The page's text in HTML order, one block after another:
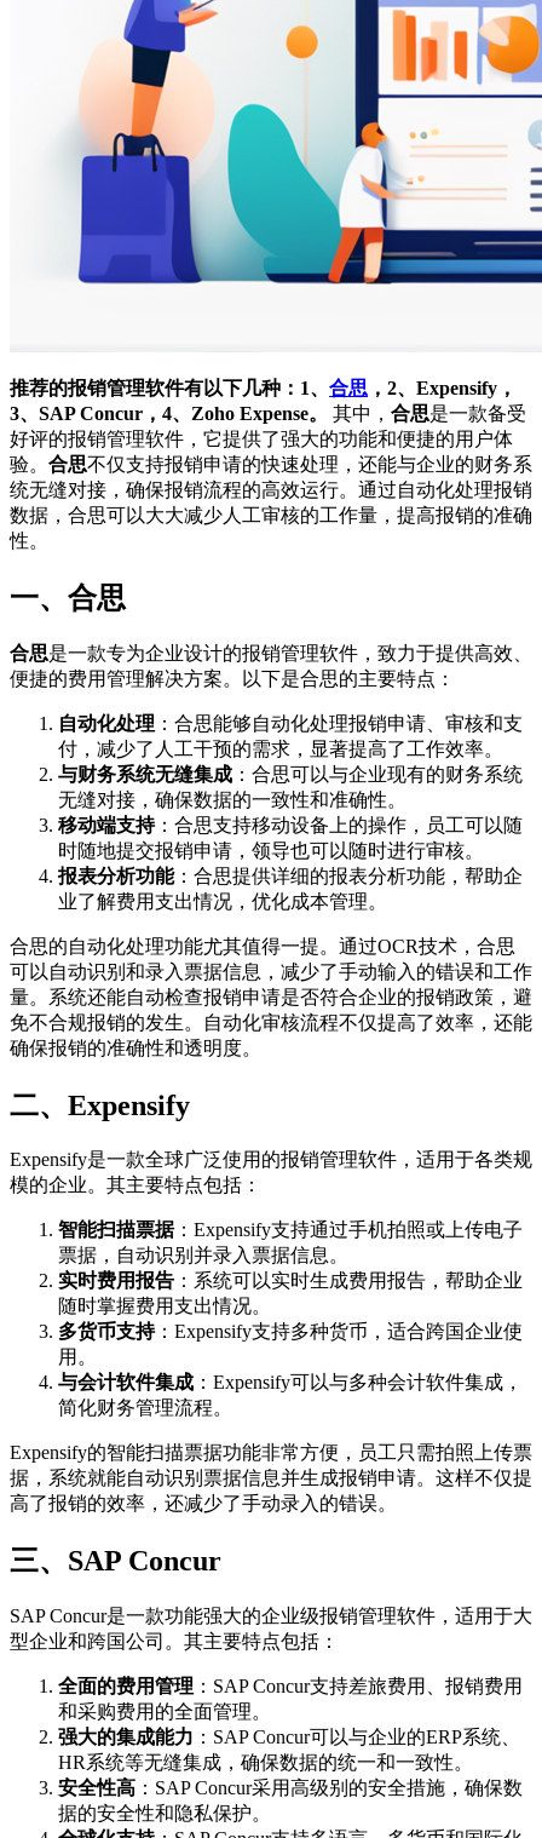
推荐的报销管理软件有以下几种：1、 合思 ，2、Expensify，
3、SAP Concur，4、Zoho Expense。
其中， 合思是一款备受
好评的报销管理软件，它提供了强大的功能和便捷的用户体
验。 合思不仅支持报销申请的快速处理，还能与企业的财务系
统无缝对接，确保报销流程的高效运行。通过自动化处理报销
数据，合思可以大大减少人工审核的工作量，提高报销的准确
性。
一、合思
合思是一款专为企业设计的报销管理软件，致力于提供高效、
便捷的费用管理解决方案。以下是合思的主要特点：
自动化处理 ：合思能够自动化处理报销申请、审核和支
付，减少了人工干预的需求，显著提高了工作效率。
与财务系统无缝集成 ：合思可以与企业现有的财务系统
无缝对接，确保数据的一致性和准确性。
移动端支持：合思支持移动设备上的操作，员工可以随
时随地提交报销申请，领导也可以随时进行审核。
报表分析功能：合思提供详细的报表分析功能，帮助企
业了解费用支出情况，优化成本管理。
合思的自动化处理功能尤其值得一提。通过OCR技术，合思
可以自动识别和录入票据信息，减少了手动输入的错误和工作
量。系统还能自动检查报销申请是否符合企业的报销政策，避
免不合规报销的发生。自动化审核流程不仅提高了效率，还能
确保报销的准确性和透明度。
二、Expensify
Expensify是一款全球广泛使用的报销管理软件，适用于各类规
模的企业。其主要特点包括：
智能扫描票据：Expensify支持通过手机拍照或上传电子
票据，自动识别并录入票据信息。
实时费用报告 ：系统可以实时生成费用报告，帮助企业
随时掌握费用支出情况。
多货币支持：Expensify支持多种货币，适合跨国企业使
用。
与会计软件集成 ：Expensify可以与多种会计软件集成，
简化财务管理流程。
Expensify的智能扫描票据功能非常方便，员工只需拍照上传票
据，系统就能自动识别票据信息并生成报销申请。这样不仅提
高了报销的效率，还减少了手动录入的错误。
三、SAP Concur
SAP Concur是一款功能强大的企业级报销管理软件，适用于大
型企业和跨国公司。其主要特点包括：
全面的费用管理 ：SAP Concur支持差旅费用、报销费用
和采购费用的全面管理。
强大的集成能力 ：SAP Concur可以与企业的ERP系统、
HR系统等无缝集成，确保数据的统一和一致性。
安全性高 ：SAP Concur采用高级别的安全措施，确保数
据的安全性和隐私保护。